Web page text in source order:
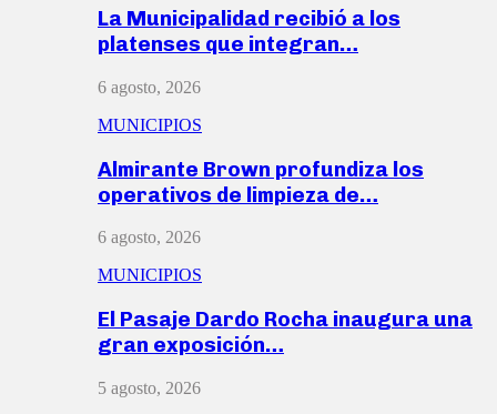
La Municipalidad recibió a los
platenses que integran…
6 agosto, 2026
MUNICIPIOS
Almirante Brown profundiza los
operativos de limpieza de…
6 agosto, 2026
MUNICIPIOS
El Pasaje Dardo Rocha inaugura una
gran exposición…
5 agosto, 2026